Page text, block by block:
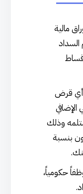
مالية
السداد
أي قرض
الإضافي
وذلك
بنسبة
حكومياً،